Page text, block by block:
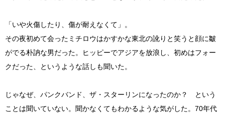
「いや火傷したり、傷が耐えなくて」。
その夜初めて会ったミチロウはかすかな東北の訛りと笑うと顔に皺
がでる朴訥な男だった。ヒッピーでアジアを放浪し、初めはフォー
クだった、というような話しも聞いた。
じゃなぜ、パンクバンド、ザ・スターリンになったのか？ という
ことは聞いていない。聞かなくてもわかるような気がした。70年代